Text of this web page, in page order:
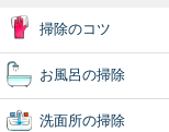
掃除のコツ
お風呂の掃除
洗面所の掃除